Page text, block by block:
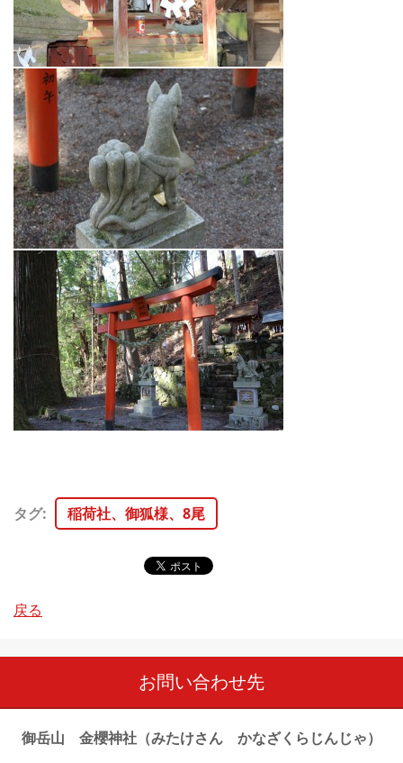
タグ: 稲荷社、御狐様、8尾
戻る
お問い合わせ先
御岳山 金櫻神社（みたけさん かなざくらじんじゃ）